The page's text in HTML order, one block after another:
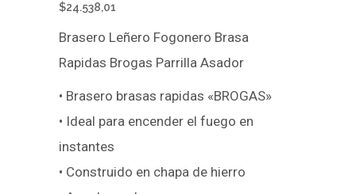
$24.538,01
Brasero Leñero Fogonero Brasa
Rapidas Brogas Parrilla Asador
• Brasero brasas rapidas «BROGAS»
• Ideal para encender el fuego en
instantes
• Construido en chapa de hierro